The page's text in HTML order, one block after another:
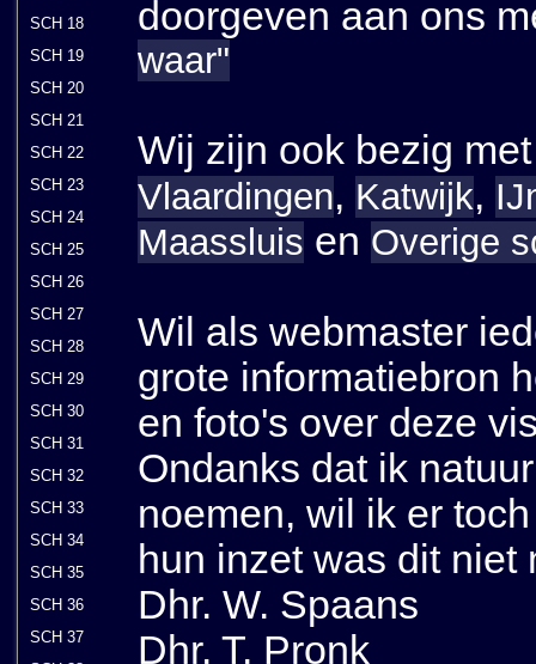
SCH 18
SCH 19
SCH 20
SCH 21
SCH 22
SCH 23
SCH 24
SCH 25
SCH 26
SCH 27
SCH 28
SCH 29
SCH 30
SCH 31
SCH 32
SCH 33
SCH 34
SCH 35
SCH 36
SCH 37
doorgeven aan ons
waar"
Wij zijn ook bezig met
Vlaardingen, Katwijk,
Maassluis en Overige
Wil als webmaster
grote informatiebron
en foto's over deze
Ondanks dat ik
noemen, wil ik er
hun inzet was dit
Dhr. W. Spaans
Dhr. T. Pronk